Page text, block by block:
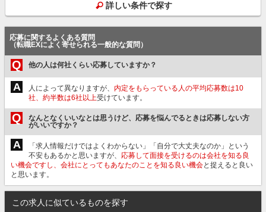
詳しい条件で探す
応募に関するよくある質問
（転職EXによく寄せられる一般的な質問）
Q 他の人は何社くらい応募していますか？
A 人によって異なりますが、 内定をもらっている人の平均応募数は10
社、約半数は6社以上受けています。
Q
なんとなくいいなとは思うけど、応募を悩んでるときは応募しない方
がいいですか？
A
「求人情報だけではよくわからない」「自分で大丈夫なのか」という
不安もあるかと思いますが、 応募して面接を受けるのは会社を知る良
い機会ですし、会社にとってもあなたのことを知る良い機会と捉えると良い
と思います。
この求人に似ているものを探す